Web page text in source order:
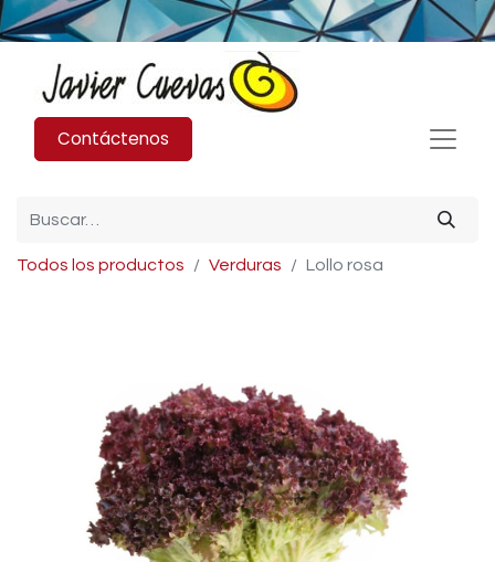
Contáctenos
Todos los productos Verduras Lollo rosa